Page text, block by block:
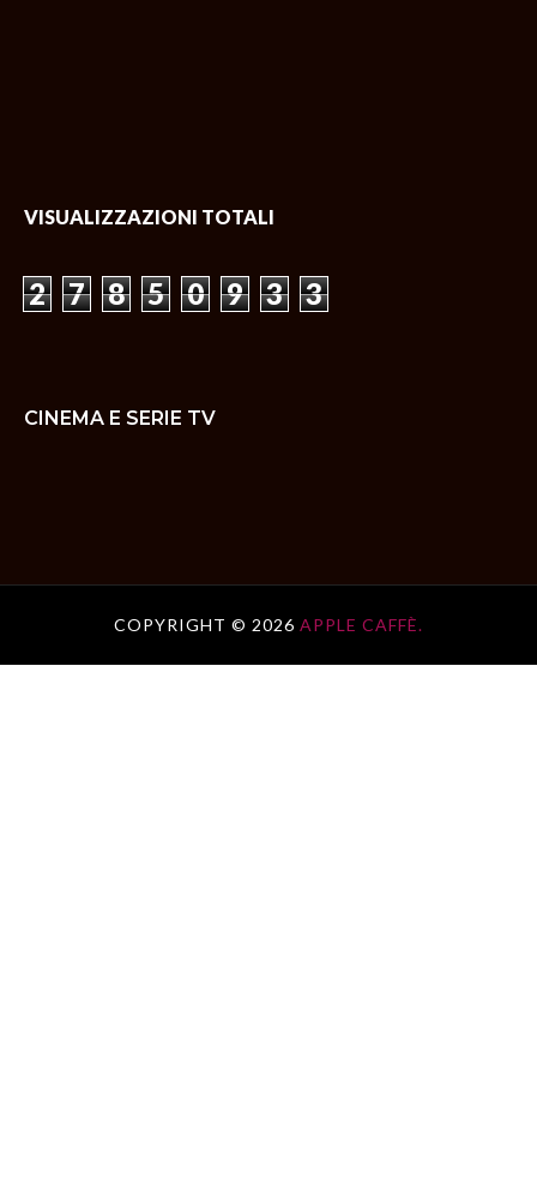
VISUALIZZAZIONI TOTALI
2 7 8 5 0 9 3 3
CINEMA E SERIE TV
COPYRIGHT © 2026 APPLE CAFFÈ.